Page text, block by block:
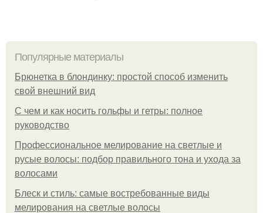
Популярные материалы
Брюнетка в блондинку: простой способ изменить
свой внешний вид
С чем и как носить гольфы и гетры: полное
руководство
Профессиональное мелирование на светлые и
русые волосы: подбор правильного тона и ухода за
волосами
Блеск и стиль: самые востребованные виды
мелирования на светлые волосы